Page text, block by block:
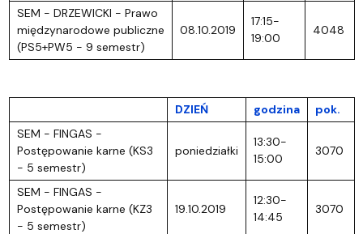
SEM - DRZEWICKI - Prawo
międzynarodowe publiczne
(PS5+PW5 - 9 semestr)
08.10.2019
17:15-
19:00
4048
DZIEŃ godzina
pok.
SEM - FINGAS -
Postępowanie karne (KS3
- 5 semestr)
poniedziałki
13:30-
15:00
3070
SEM - FINGAS -
Postępowanie karne (KZ3
- 5 semestr)
19.10.2019
12:30-
14:45
3070